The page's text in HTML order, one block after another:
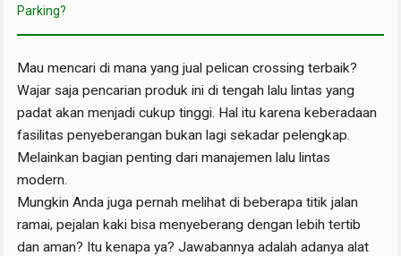
Parking?
Mau mencari di mana yang jual pelican crossing terbaik?
Wajar saja pencarian produk ini di tengah lalu lintas yang
padat akan menjadi cukup tinggi. Hal itu karena keberadaan
fasilitas penyeberangan bukan lagi sekadar pelengkap.
Melainkan bagian penting dari manajemen lalu lintas
modern.
Mungkin Anda juga pernah melihat di beberapa titik jalan
ramai, pejalan kaki bisa menyeberang dengan lebih tertib
dan aman? Itu kenapa ya? Jawabannya adalah adanya alat